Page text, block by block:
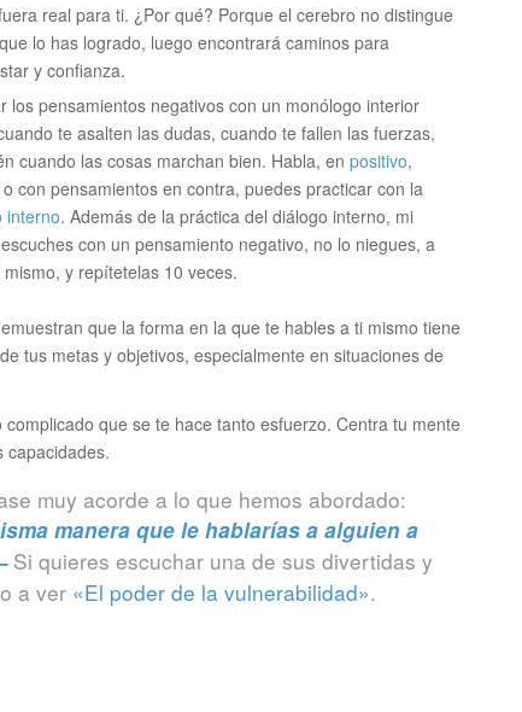
real para ti. ¿Por qué? Porque el cerebro no distingue
lo has logrado, luego encontrará caminos para
y confianza.
los pensamientos negativos con un monólogo interior
te asalten las dudas, cuando te fallen las fuerzas,
cuando las cosas marchan bien. Habla, en positivo,
con pensamientos en contra, puedes practicar con la
interno. Además de la práctica del diálogo interno, mi
con un pensamiento negativo, no lo niegues, a
y repítetelas 10 veces.
que la forma en la que te hables a ti mismo tiene
tus metas y objetivos, especialmente en situaciones de
que se te hace tanto esfuerzo. Centra tu mente
capacidades.
muy acorde a lo que hemos abordado:
manera que le hablarías a alguien a
Si quieres escuchar una de sus divertidas y
a ver «El poder de la vulnerabilidad».